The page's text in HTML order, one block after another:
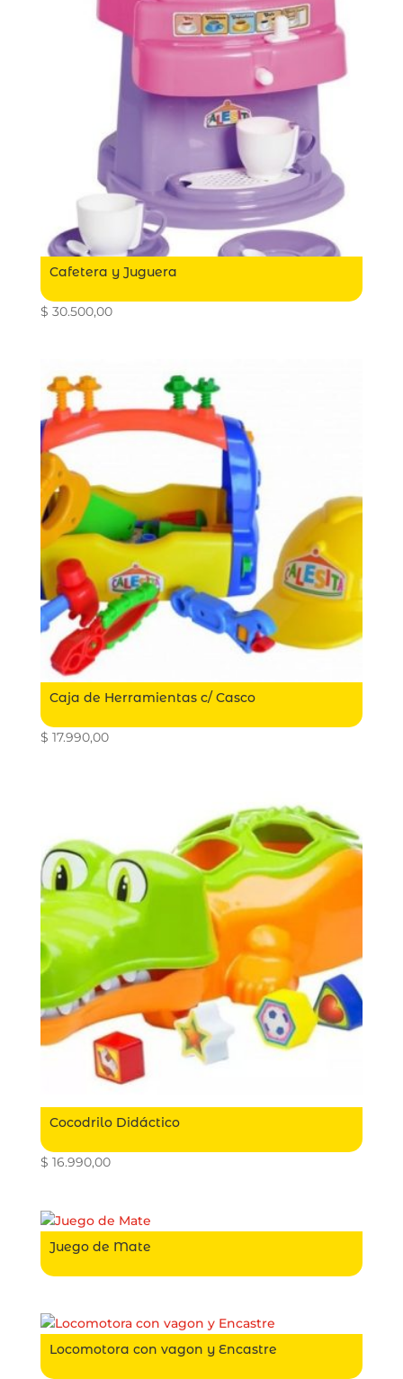
Cafetera y Juguera
$ 30.500,00
Caja de Herramientas c/ Casco
$ 17.990,00
Cocodrilo Didáctico
$ 16.990,00
Juego de Mate
Locomotora con vagon y Encastre